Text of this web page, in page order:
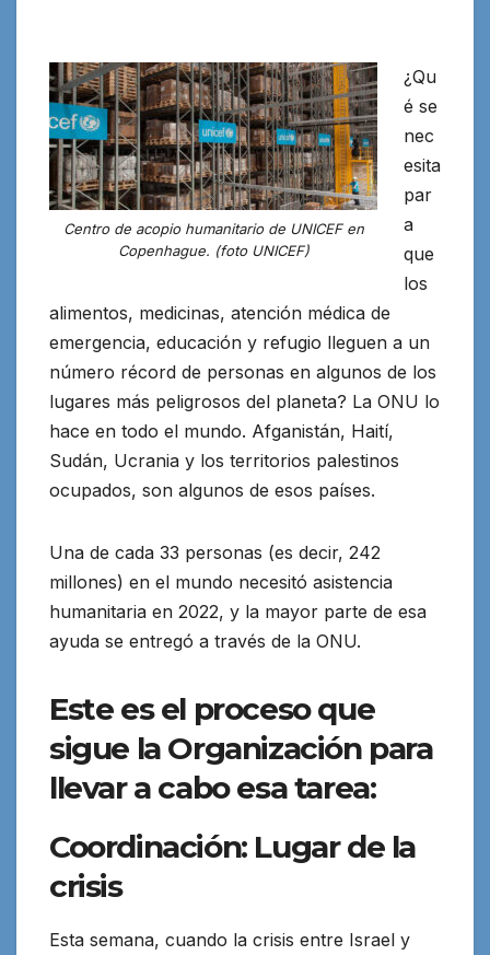
Centro de acopio humanitario de UNICEF en
Copenhague. (foto UNICEF)
¿Qu
é se
nec
esita
par
a
que
los
alimentos, medicinas, atención médica de
emergencia, educación y refugio lleguen a un
número récord de personas en algunos de los
lugares más peligrosos del planeta? La ONU lo
hace en todo el mundo. Afganistán, Haití,
Sudán, Ucrania y los territorios palestinos
ocupados, son algunos de esos países.
Una de cada 33 personas (es decir, 242
millones) en el mundo necesitó asistencia
humanitaria en 2022, y la mayor parte de esa
ayuda se entregó a través de la ONU.
Este es el proceso que
sigue la Organización para
llevar a cabo esa tarea:
Coordinación: Lugar de la
crisis
Esta semana, cuando la crisis entre Israel y